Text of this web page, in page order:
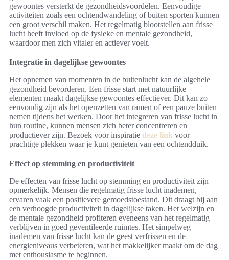
gewoontes versterkt de gezondheidsvoordelen. Eenvoudige
activiteiten zoals een ochtendwandeling of buiten sporten kunnen
een groot verschil maken. Het regelmatig blootstellen aan frisse
lucht heeft invloed op de fysieke en mentale gezondheid,
waardoor men zich vitaler en actiever voelt.
Integratie in dagelijkse gewoontes
Het opnemen van momenten in de buitenlucht kan de algehele
gezondheid bevorderen. Een frisse start met natuurlijke
elementen maakt dagelijkse gewoontes effectiever. Dit kan zo
eenvoudig zijn als het openzetten van ramen of een pauze buiten
nemen tijdens het werken. Door het integreren van frisse lucht in
hun routine, kunnen mensen zich beter concentreren en
productiever zijn. Bezoek voor inspiratie deze link voor
prachtige plekken waar je kunt genieten van een ochtendduik.
Effect op stemming en productiviteit
De effecten van frisse lucht op stemming en productiviteit zijn
opmerkelijk. Mensen die regelmatig frisse lucht inademen,
ervaren vaak een positievere gemoedstoestand. Dit draagt bij aan
een verhoogde productiviteit in dagelijkse taken. Het welzijn en
de mentale gezondheid profiteren eveneens van het regelmatig
verblijven in goed geventileerde ruimtes. Het simpelweg
inademen van frisse lucht kan de geest verfrissen en de
energieniveaus verbeteren, wat het makkelijker maakt om de dag
met enthousiasme te beginnen.